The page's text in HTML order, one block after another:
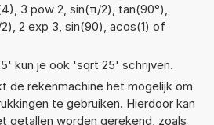
3 pow 2, sin(π/2), tan(90°),
2 exp 3, sin(90), acos(1) of
kun je ook 'sqrt 25' schrijven.
de rekenmachine het mogelijk om
te gebruiken. Hierdoor kan
getallen worden gerekend, zoals